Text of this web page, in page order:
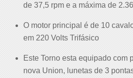
de 37,5 rpm e a máxima de
O motor principal é de 10
em 220 Volts Trifásico
Este Torno esta equipado com
nova Union, lunetas de 3